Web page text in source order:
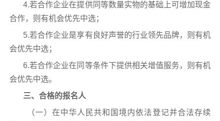
4.若合作企业在提供同等数量实物的基础上可增加现金
合作，则有机会优先中选；
5.若合作企业是享有良好声誉的行业领先品牌，则有机
会优先中选；
6.若合作企业在同等条件下提供相关增值服务，则有机
会优先中选。
三、合格的报名人
（一）在中华人民共和国境内依法登记并合法存续